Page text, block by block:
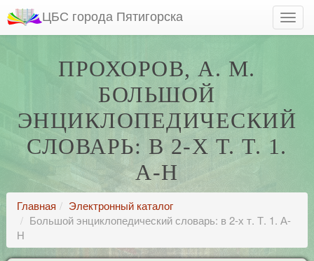
ЦБС города Пятигорска
ПРОХОРОВ, А. М.
БОЛЬШОЙ
ЭНЦИКЛОПЕДИЧЕСКИЙ
СЛОВАРЬ: В 2-Х Т. Т. 1.
А-Н
Главная
Электронный каталог
Большой энциклопедический словарь: в 2-х т. Т. 1. А-
Н